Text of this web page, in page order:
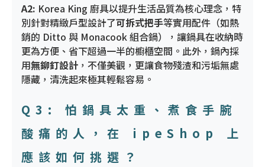
A2: Korea King 廚具以提升生活品質為核心理念，特
別針對精緻戶型設計了可拆式把手等實用配件（如熱
銷的 Ditto 與 Monacook 組合鍋），讓鍋具在收納時
更為方便、省下超過一半的櫥櫃空間。此外，鍋內採
用無鉚釘設計 ，不僅美觀，更讓食物殘渣和污垢無處
隱藏，清洗起來極其輕鬆容易。
Q3: 怕鍋具太重、煮食手腕
酸痛的人，在 ipeShop 上
應該如何挑選？